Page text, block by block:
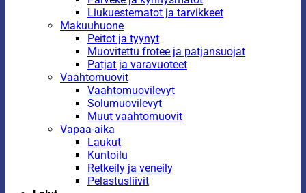
Liukuestematot ja tarvikkeet
Makuuhuone
Peitot ja tyynyt
Muovitettu frotee ja patjansuojat
Patjat ja varavuoteet
Vaahtomuovit
Vaahtomuovilevyt
Solumuovilevyt
Muut vaahtomuovit
Vapaa-aika
Laukut
Kuntoilu
Retkeily ja veneily
Pelastusliivit